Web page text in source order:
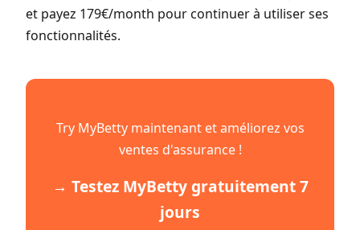
et payez 179€/month pour continuer à utiliser ses
fonctionnalités.
Try MyBetty maintenant et améliorez vos
ventes d'assurance !
→ Testez MyBetty gratuitement 7
jours